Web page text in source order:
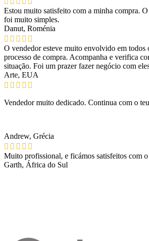
Estou muito satisfeito com a minha compra.
foi muito simples.
Danut, Roménia
O vendedor esteve muito envolvido em todos
processo de compra. Acompanha e verifica
situação. Foi um prazer fazer negócio com
Arte, EUA
Vendedor muito dedicado. Continua com o
Andrew, Grécia
Muito profissional, e ficámos satisfeitos com
Garth, África do Sul